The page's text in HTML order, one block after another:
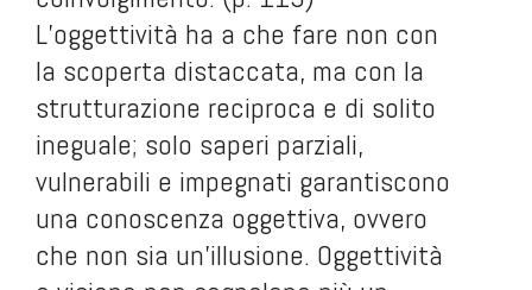
L’oggettività ha a che fare non con
la scoperta distaccata, ma con la
strutturazione reciproca e di solito
ineguale; solo saperi parziali,
vulnerabili e impegnati garantiscono
una conoscenza oggettiva, ovvero
che non sia un’illusione. Oggettività